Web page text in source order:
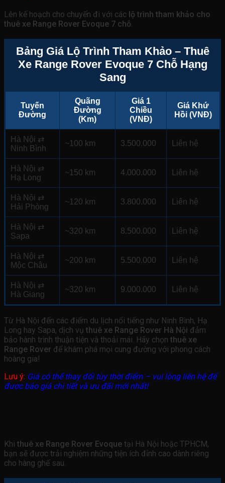
Lên kế hoạch cho chuyến đi với các lộ trình tham khảo cho
thuê xe Range Rover Evoque 7 chỗ.
Bảng Giá Lộ Trình Tham Khảo – Thuê
Xe Range Rover Evoque 7 Chỗ Hạng
Sang
Tuyến
Đường
Quãng
Đường
(Km)
Giá 1
Chiều
(VNĐ)
Giá Khứ
Hồi (VNĐ)
Hà Nội ⇄
Ninh Bình
~100 km 3.500.000 Liên hệ
Hà Nội ⇄
Hạ Long
~150 km 4.000.000 Liên hệ
Hà Nội ⇄
Hải Phòng
~120 km 3.800.000 Liên hệ
Hà Nội ⇄
Sapa
~320 km 8.500.000 Liên hệ
Hà Nội ⇄
Mộc Châu
~200 km 5.500.000 Liên hệ
Hà Nội ⇄
Hà Giang
~320 km 9.000.000 Liên hệ
Từ Hà Nội đến các điểm du lịch nổi tiếng như Ninh Bình, Hạ
Long hay Sapa, dịch vụ thuê xe Range Rover Hà Nội đảm
bảo hành trình thuận tiện và thoải mái. Hãy chọn thuê xe
Range Rover để khám phá mọi cung đường với phong cách
hoàng gia!
Lưu ý: Giá có thể thay đổi tùy thời điểm – vui lòng liên hệ để
được báo giá chi tiết và ưu đãi mới nhất!
Khi thuê xe Range Rover Evoque tại Hà Nội hoặc TPHCM,
bạn sẽ được trải nghiệm những tiện ích đỉnh cao dành riêng
cho hàng ghế sau.